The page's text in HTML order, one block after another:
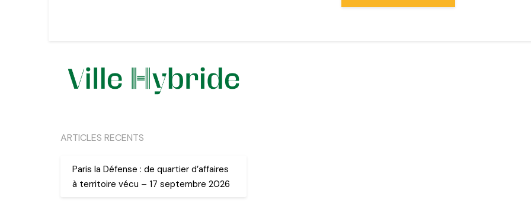
ARTICLES RECENTS
Paris la Défense : de quartier d’affaires
à territoire vécu – 17 septembre 2026